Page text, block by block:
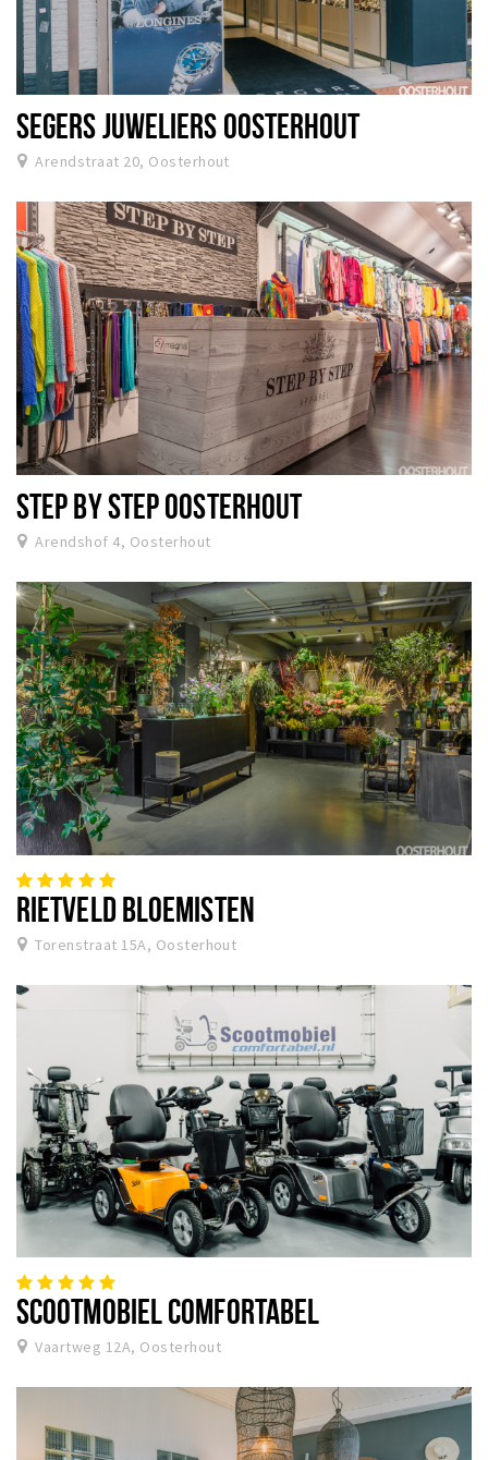
SEGERS JUWELIERS OOSTERHOUT
Arendstraat 20, Oosterhout
STEP BY STEP OOSTERHOUT
Arendshof 4, Oosterhout
RIETVELD BLOEMISTEN
Torenstraat 15A, Oosterhout
SCOOTMOBIEL COMFORTABEL
Vaartweg 12A, Oosterhout